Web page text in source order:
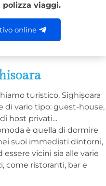
viaggi.
online
turistico, Sighișoara
vario tipo: guest-house,
host privati…
è quella di dormire
suoi immediati dintorni,
vicini sia alle varie
come ristoranti, bar e